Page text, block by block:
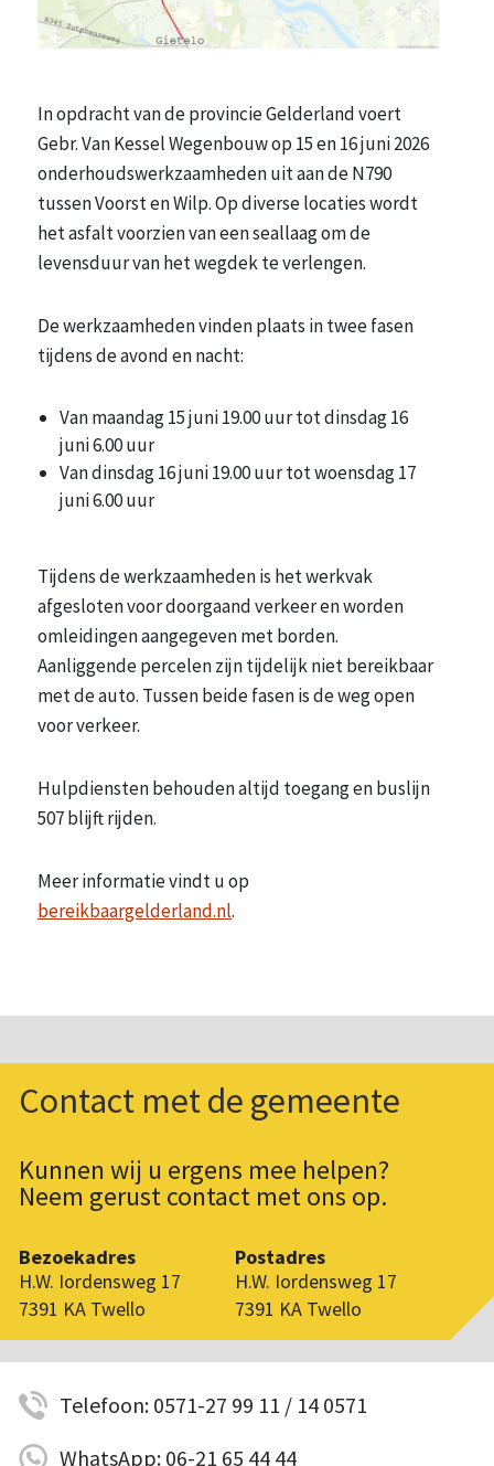
In opdracht van de provincie Gelderland voert
Gebr. Van Kessel Wegenbouw op 15 en 16 juni 2026
onderhoudswerkzaamheden uit aan de N790
tussen Voorst en Wilp. Op diverse locaties wordt
het asfalt voorzien van een seallaag om de
levensduur van het wegdek te verlengen.
De werkzaamheden vinden plaats in twee fasen
tijdens de avond en nacht:
Van maandag 15 juni 19.00 uur tot dinsdag 16
juni 6.00 uur
Van dinsdag 16 juni 19.00 uur tot woensdag 17
juni 6.00 uur
Tijdens de werkzaamheden is het werkvak
afgesloten voor doorgaand verkeer en worden
omleidingen aangegeven met borden.
Aanliggende percelen zijn tijdelijk niet bereikbaar
met de auto. Tussen beide fasen is de weg open
voor verkeer.
Hulpdiensten behouden altijd toegang en buslijn
507 blijft rijden.
Meer informatie vindt u op
bereikbaargelderland.nl.
Contact met de gemeente
Kunnen wij u ergens mee helpen?
Neem gerust contact met ons op.
Bezoekadres
H.W. Iordensweg 17
7391 KA Twello
Postadres
H.W. Iordensweg 17
7391 KA Twello
Telefoon: 0571-27 99 11 / 14 0571
WhatsApp: 06-21 65 44 44